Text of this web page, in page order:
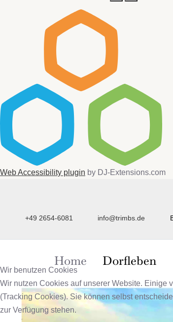
Web Accessibility plugin by DJ-Extensions.com
+49 2654-6081 info@trimbs.de
Home Dorfleben
Wir benutzen Cookies
Wir nutzen Cookies auf unserer Website. Einige
(Tracking Cookies). Sie können selbst
zur Verfügung stehen.